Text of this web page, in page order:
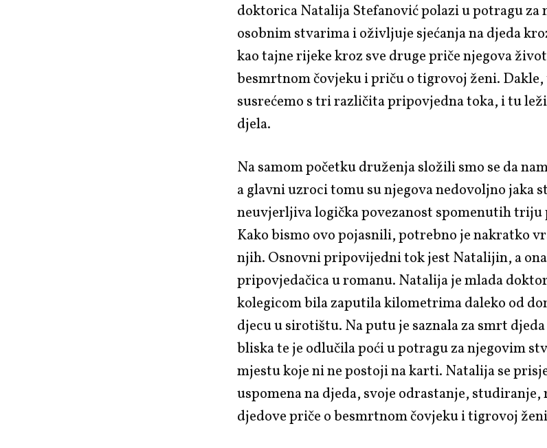
doktorica Natalija Stefanović polazi u potragu
osobnim stvarima i oživljuje sjećanja na djeda
kao tajne rijeke kroz sve druge priče njegova
besmrtnom čovjeku i priču o tigrovoj ženi. Dakle,
susrećemo s tri različita pripovjedna toka, i tu
djela.
Na samom početku druženja složili smo se da
a glavni uzroci tomu su njegova nedovoljno jaka
neuvjerljiva logička povezanost spomenutih
Kako bismo ovo pojasnili, potrebno je nakratko
njih. Osnovni pripovijedni tok jest Natalijin, a
pripovjedačica u romanu. Natalija je mlada
kolegicom bila zaputila kilometrima daleko od
djecu u sirotištu. Na putu je saznala za smrt
bliska te je odlučila poći u potragu za njegovim
mjestu koje ni ne postoji na karti. Natalija se
uspomena na djeda, svoje odrastanje, studiranje,
djedove priče o besmrtnom čovjeku i tigrovoj